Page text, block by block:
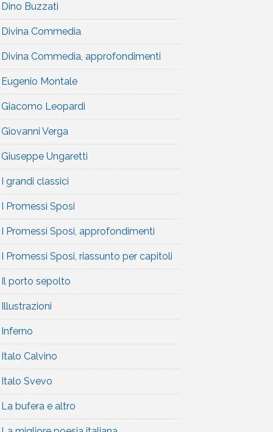
Dino Buzzati
Divina Commedia
Divina Commedia, approfondimenti
Eugenio Montale
Giacomo Leopardi
Giovanni Verga
Giuseppe Ungaretti
I grandi classici
I Promessi Sposi
I Promessi Sposi, approfondimenti
I Promessi Sposi, riassunto per capitoli
Il porto sepolto
Illustrazioni
Inferno
Italo Calvino
Italo Svevo
La bufera e altro